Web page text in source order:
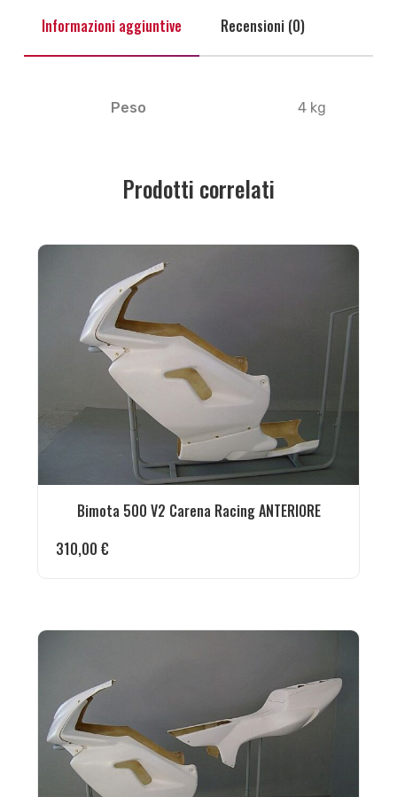
Informazioni aggiuntive Recensioni (0)
Peso 4 kg
Prodotti correlati
Bimota 500 V2 Carena Racing ANTERIORE
310,00 €